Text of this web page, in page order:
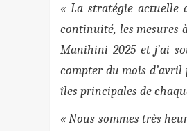
« La stratégie actuelle
continuité, les mesures
Manihini 2025 et j’ai
compter du mois
îles principales de
« Nous sommes très